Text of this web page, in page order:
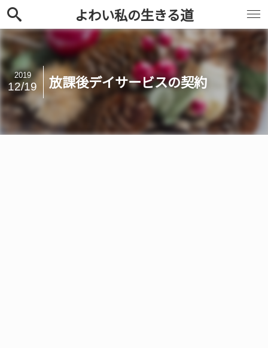
よわい私の生きる道
放課後デイサービスの契約
2019
12/19